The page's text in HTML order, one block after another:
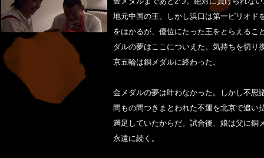
地元中国の王。しかし浜口は第一ピリオド
をはかるが、優位にたった王をとらえるこ
ダルの夢はここについえた。気持ちを切り
京五輪は銅メダルに終わった。
金メダルの夢は叶わなかった。しかし不思
間もの間つきまとわれた不運を北京で追い
満足していたからだ。試合後、娘は父に銅
永遠に続く。